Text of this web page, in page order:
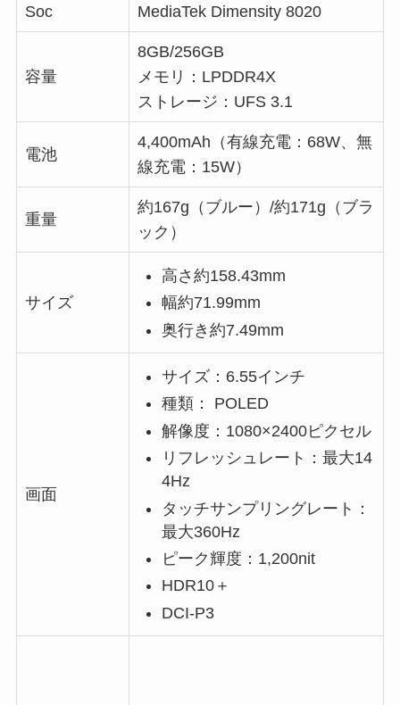
Soc MediaTek Dimensity 8020
容量
8GB/256GB
メモリ：LPDDR4X
ストレージ：UFS 3.1
電池
4,400mAh（有線充電：68W、無
線充電：15W）
重量
約167g（ブルー）/約171g（ブラ
ック）
サイズ
高さ約158.43mm
幅約71.99mm
奥行き約7.49mm
画面
サイズ：6.55インチ
種類： POLED
解像度：1080×2400ピクセル
リフレッシュレート：最大14
4Hz
タッチサンプリングレート：
最大360Hz
ピーク輝度：1,200nit
HDR10＋
DCI-P3